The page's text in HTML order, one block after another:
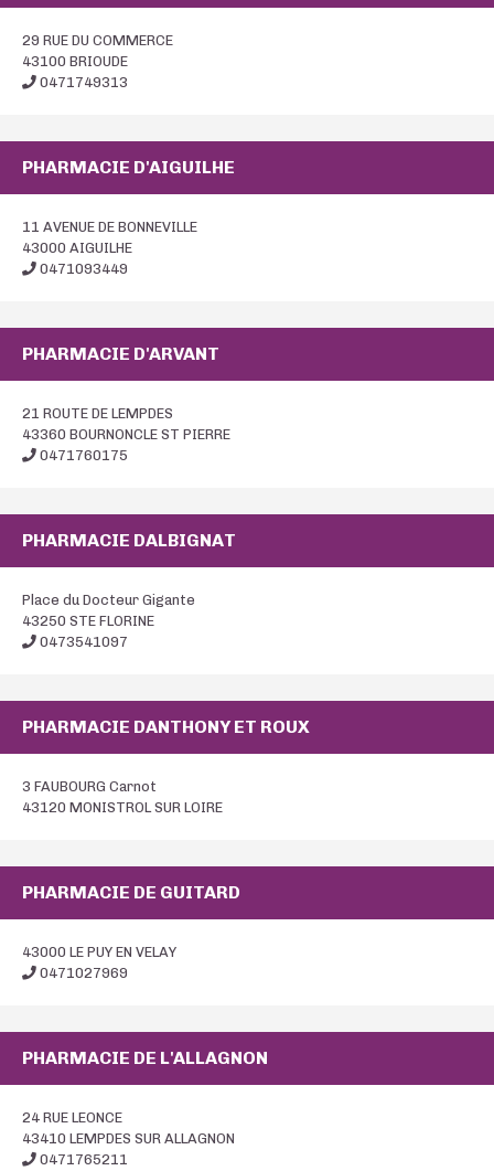
29 RUE DU COMMERCE
43100 BRIOUDE
0471749313
PHARMACIE D'AIGUILHE
11 AVENUE DE BONNEVILLE
43000 AIGUILHE
0471093449
PHARMACIE D'ARVANT
21 ROUTE DE LEMPDES
43360 BOURNONCLE ST PIERRE
0471760175
PHARMACIE DALBIGNAT
Place du Docteur Gigante
43250 STE FLORINE
0473541097
PHARMACIE DANTHONY ET ROUX
3 FAUBOURG Carnot
43120 MONISTROL SUR LOIRE
PHARMACIE DE GUITARD
43000 LE PUY EN VELAY
0471027969
PHARMACIE DE L'ALLAGNON
24 RUE LEONCE
43410 LEMPDES SUR ALLAGNON
0471765211